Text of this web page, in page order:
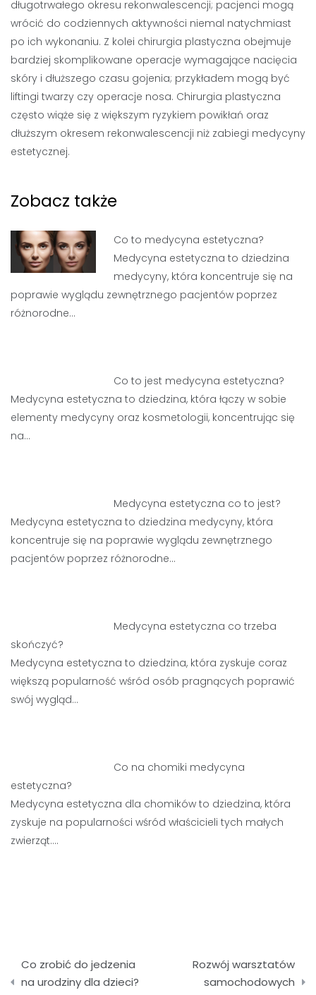
długotrwałego okresu rekonwalescencji; pacjenci mogą
wrócić do codziennych aktywności niemal natychmiast
po ich wykonaniu. Z kolei chirurgia plastyczna obejmuje
bardziej skomplikowane operacje wymagające nacięcia
skóry i dłuższego czasu gojenia; przykładem mogą być
liftingi twarzy czy operacje nosa. Chirurgia plastyczna
często wiąże się z większym ryzykiem powikłań oraz
dłuższym okresem rekonwalescencji niż zabiegi medycyny
estetycznej.
Zobacz także
Co to medycyna estetyczna?
Medycyna estetyczna to dziedzina
medycyny, która koncentruje się na
poprawie wyglądu zewnętrznego pacjentów poprzez
różnorodne…
Co to jest medycyna estetyczna?
Medycyna estetyczna to dziedzina, która łączy w sobie
elementy medycyny oraz kosmetologii, koncentrując się
na…
Medycyna estetyczna co to jest?
Medycyna estetyczna to dziedzina medycyny, która
koncentruje się na poprawie wyglądu zewnętrznego
pacjentów poprzez różnorodne…
Medycyna estetyczna co trzeba
skończyć?
Medycyna estetyczna to dziedzina, która zyskuje coraz
większą popularność wśród osób pragnących poprawić
swój wygląd…
Co na chomiki medycyna
estetyczna?
Medycyna estetyczna dla chomików to dziedzina, która
zyskuje na popularności wśród właścicieli tych małych
zwierząt.…
Nawigacja
wpisu
Co zrobić do jedzenia
na urodziny dla dzieci?
Rozwój warsztatów
samochodowych